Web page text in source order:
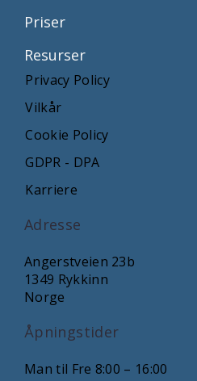
Privacy Policy
Priser
Resurser
Vilkår
Cookie Policy
GDPR - DPA
Karriere
Adresse
Angerstveien 23b
1349 Rykkinn
Norge
Åpningstider
Man til Fre 8:00 – 16:00